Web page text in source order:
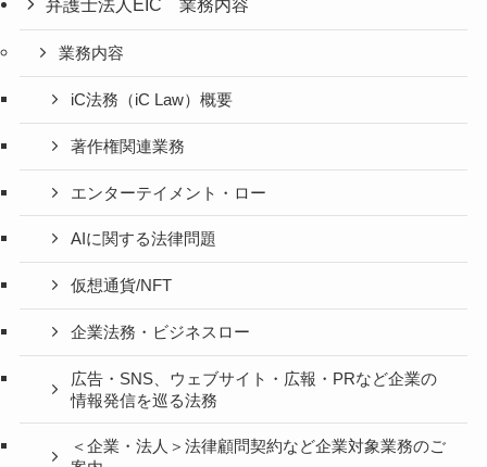
弁護士法人EIC 業務内容
業務内容
iC法務（iC Law）概要
著作権関連業務
エンターテイメント・ロー
AIに関する法律問題
仮想通貨/NFT
企業法務・ビジネスロー
広告・SNS、ウェブサイト・広報・PRなど企業の
情報発信を巡る法務
＜企業・法人＞法律顧問契約など企業対象業務のご